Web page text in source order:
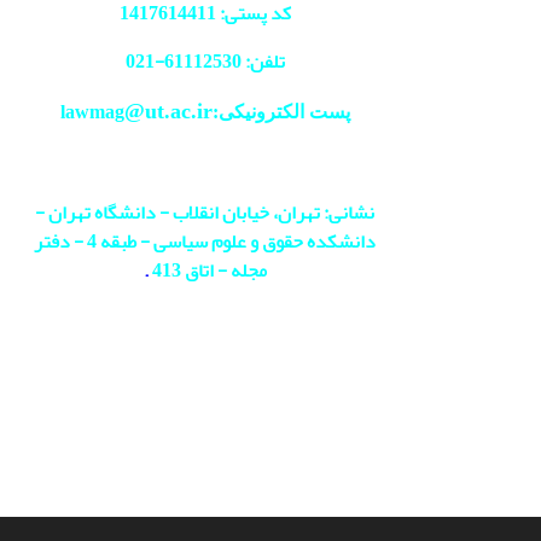
کد پستی: 1417614411
تلفن: 61112530-
021
پست الکترونیکی:lawmag@ut.ac.ir
نشانی: تهران، خیابان انقلاب - دانشگاه تهران -
دانشکده حقوق و علوم سیاسی - طبقه 4 - دفتر
مجله - اتاق 413
.